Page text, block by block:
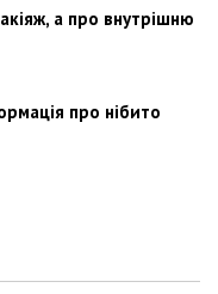
а про внутрішню
про нібито